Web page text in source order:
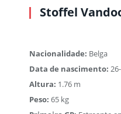
Stoffel
Nacionalidade: Belga
Data de nascimento:
Altura: 1.76 m
Peso: 65 kg